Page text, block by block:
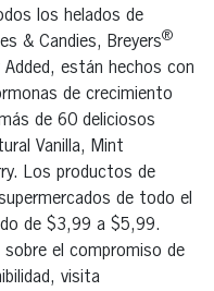
los helados de
& Candies, Breyers®
Added, están hechos con
de crecimiento
de 60 deliciosos
Vanilla, Mint
Los productos de
de todo el
de $3,99 a $5,99.
sobre el compromiso de
visita